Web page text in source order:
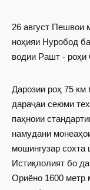
26 август
ноҳияи Нуробод
водии Рашт - роҳи
Дарозии роҳ 75 км
дараҷаи сеюми
паҳноии
намудани
мошингузар сохта
Истиқлолият бо
Ориёно 1600 метр